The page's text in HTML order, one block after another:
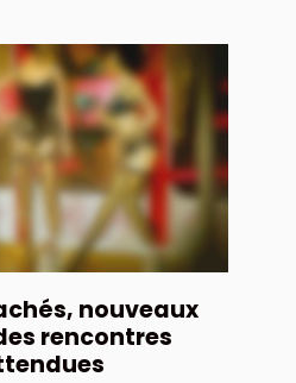
nouveaux
rencontres